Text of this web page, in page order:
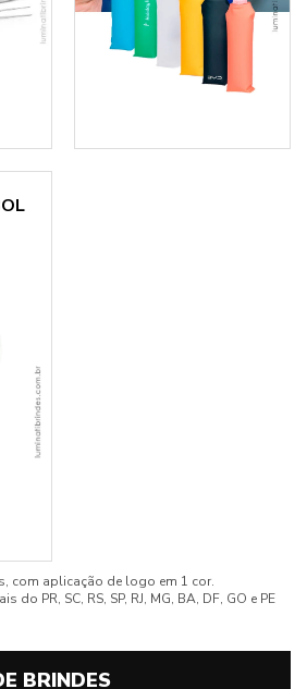
com aplicação de logo em 1 cor.
do PR, SC, RS, SP, RJ, MG, BA, DF, GO e PE
BRINDES